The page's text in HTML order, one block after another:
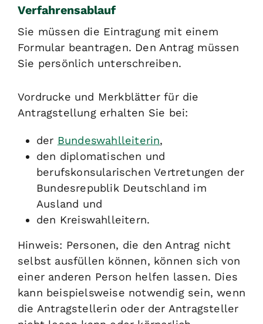
Verfahrensablauf
Sie müssen die Eintragung mit einem
Formular beantragen. Den Antrag müssen
Sie persönlich unterschreiben.
Vordrucke und Merkblätter für die
Antragstellung erhalten Sie bei:
der Bundeswahlleiterin,
den diplomatischen und
berufskonsularischen Vertretungen der
Bundesrepublik Deutschland im
Ausland und
den Kreiswahlleitern.
Hinweis: Personen, die den Antrag nicht
selbst ausfüllen können, können sich von
einer anderen Person helfen lassen. Dies
kann beispielsweise notwendig sein, wenn
die Antragstellerin oder der Antragsteller